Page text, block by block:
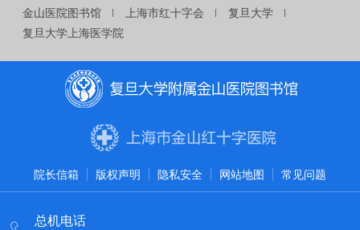
金山医院图书馆
上海市红十字会
复旦大学
复旦大学上海医学院
院长信箱 版权声明 隐私安全 网站地图 常见问题
总机电话